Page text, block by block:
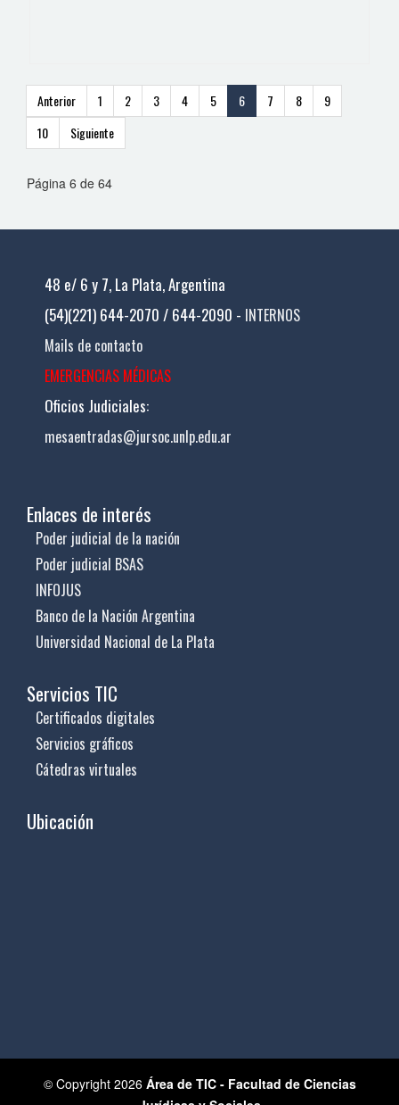
Anterior 1 2 3 4 5 6 7 8
9
10
Siguiente
Página 6 de 64
48 e/ 6 y 7, La Plata, Argentina
(54)(221) 644-2070 / 644-2090 - INTERNOS
Mails de contacto
EMERGENCIAS MÉDICAS
Oficios Judiciales:
mesaentradas@jursoc.unlp.edu.ar
Enlaces de interés
Poder judicial de la nación
Poder judicial BSAS
INFOJUS
Banco de la Nación Argentina
Universidad Nacional de La Plata
Servicios TIC
Certificados digitales
Servicios gráficos
Cátedras virtuales
Ubicación
© Copyright 2026 Área de TIC - Facultad de Ciencias